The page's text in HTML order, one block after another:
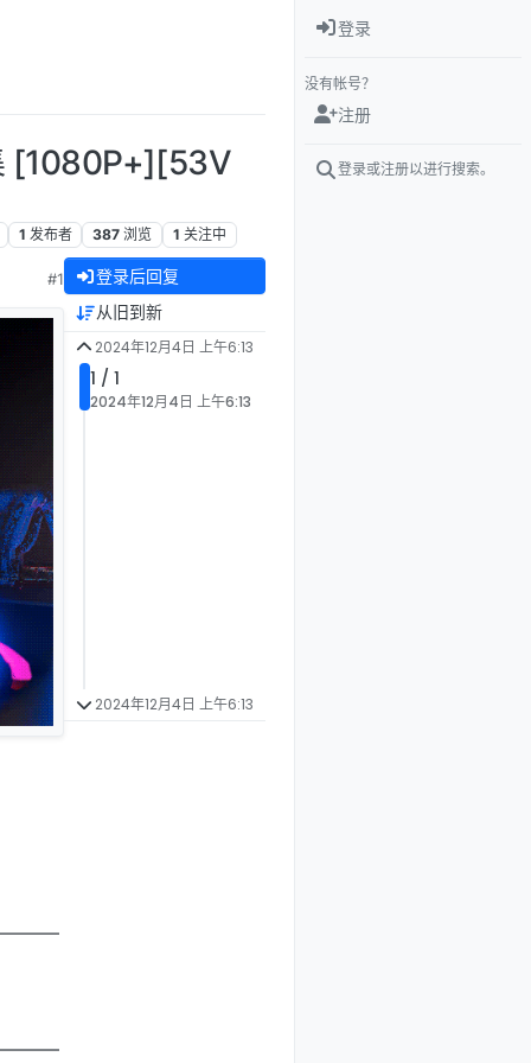
[1080P+][53V
1 发布者 387 浏览 1 关注中
#1 登录后回复
从旧到新
2024年12月4日 上午6:13
1 / 1
2024年12月4日 上午6:13
2024年12月4日 上午6:13
登录
没有帐号？
注册
登录或注册以进行搜索。